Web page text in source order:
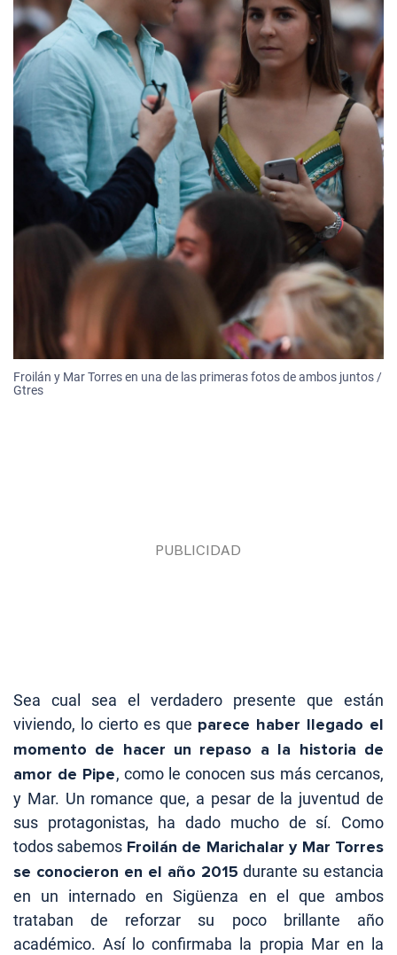
Froilán y Mar Torres en una de las primeras fotos de ambos juntos /
Gtres
Sea cual sea el verdadero presente que están
viviendo, lo cierto es que parece haber llegado el
momento de hacer un repaso a la historia de
amor de Pipe, como le conocen sus más cercanos,
y Mar. Un romance que, a pesar de la juventud de
sus protagonistas, ha dado mucho de sí. Como
todos sabemos Froilán de Marichalar y Mar Torres
se conocieron en el año 2015 durante su estancia
en un internado en Sigüenza en el que ambos
trataban de reforzar su poco brillante año
académico. Así lo confirmaba la propia Mar en la